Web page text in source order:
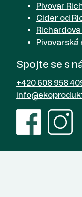
Pivovar
Cider od
Spojte se s
+420 608 958